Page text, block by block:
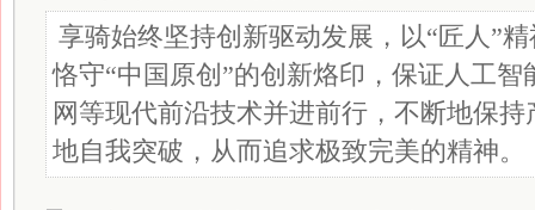
享骑始终坚持创新驱动发展，以“匠人”
恪守“中国原创”的创新烙印，保证人工
网等现代前沿技术并进前行，不断地保
地自我突破，从而追求极致完美的精神。